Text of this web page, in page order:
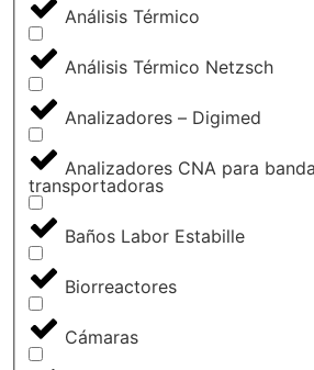
Análisis Térmico
Análisis Térmico Netzsch
Analizadores – Digimed
Analizadores CNA para
transportadoras
Baños Labor Estabille
Biorreactores
Cámaras